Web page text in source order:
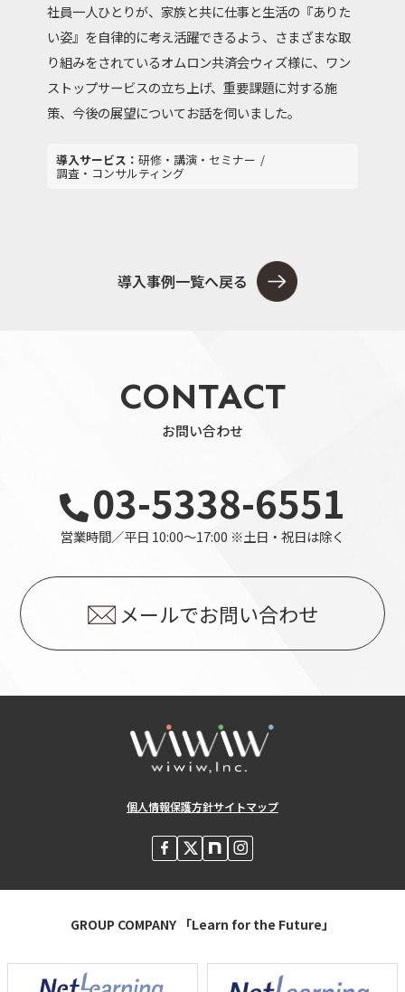
社員一人ひとりが、家族と共に仕事と生活の『ありた
い姿』を⾃律的に考え活躍できるよう、さまざまな取
り組みをされているオムロン共済会ウィズ様に、ワン
ストップサービスの立ち上げ、重要課題に対する施
策、今後の展望についてお話を伺いました。
研修・講演・セミナー
調査・コンサルティング
導入事例一覧へ戻る
CONTACT
お問い合わせ
03-5338-6551
営業時間／平日 10:00～17:00 ※土日・祝日は除く
メールでお問い合わせ
個人情報保護方針サイトマップ
GROUP COMPANY 「Learn for the Future」